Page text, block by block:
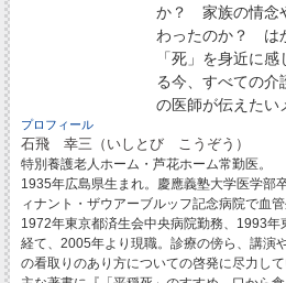
か？ 家族の情念
わったのか？ は
「死」を身近に
る今、すべての介
の医師が伝えたい
プロフィール
石飛 幸三（いしとび こうぞう）
特別養護老人ホーム・芦花ホーム常勤医。
1935年広島県生まれ。慶應義塾大学医学部
ィナント・ザウアーブルッフ記念病院で血
1972年東京都済生会中央病院勤務、1993年
経て、2005年より現職。診療の傍ら、講演
の看取りのあり方についての啓発に尽力して